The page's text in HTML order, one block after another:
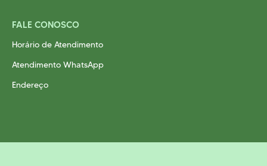
FALE CONOSCO
Horário de Atendimento
Atendimento WhatsApp
Endereço